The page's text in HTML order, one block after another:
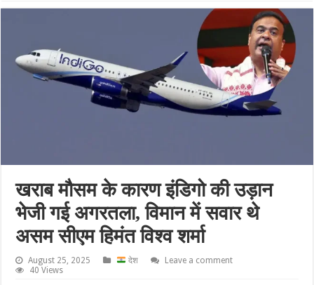
खराब मौसम के कारण इंडिगो की उड़ान
भेजी गई अगरतला, विमान में सवार थे
असम सीएम हिमंत विश्व शर्मा
August 25, 2025 देश
Leave a comment
40 Views